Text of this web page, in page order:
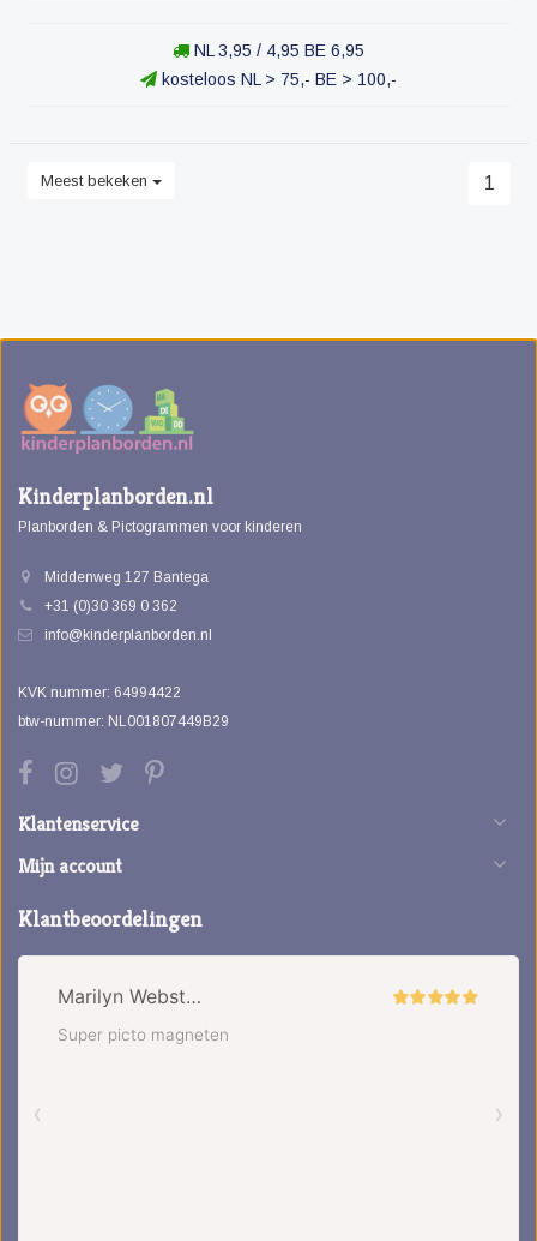
NL 3,95 / 4,95 BE 6,95
kosteloos NL > 75,- BE > 100,-
Meest bekeken 1
Kinderplanborden.nl
Planborden & Pictogrammen voor kinderen
Middenweg 127 Bantega
+31 (0)30 369 0 362
info@kinderplanborden.nl
KVK nummer: 64994422
btw-nummer: NL001807449B29
Klantenservice
Mijn account
Klantbeoordelingen